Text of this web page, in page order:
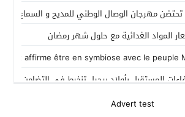
مهرجان الوصال الوطني للمديح و السماع من 25 إلى 30 مارس
المواد الغدائية مع حلول شهر رمضان
affirme être en symbiose avec le peuple
المستقبل بأولاد برحيل تنخرط في التضامن
المغربي داخل القاعة يتأهل الى نصف نهائي كأس